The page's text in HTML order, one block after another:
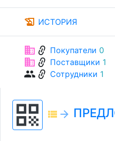
history_edu ИСТОРИЯ
businesslink Покупатели 0
businesslink Поставщики 1
grouplink Сотрудники 1
qr_code view_list arrow_forward